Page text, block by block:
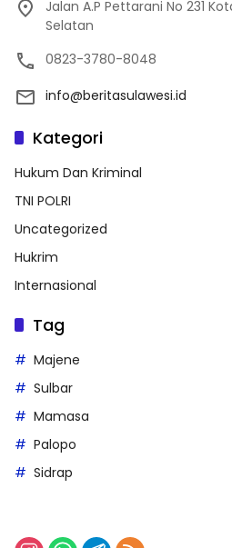
Jalan A.P Pettarani No 231
Selatan
0823-3780-8048
info@beritasulawesi.id
Kategori
Hukum Dan Kriminal
TNI POLRI
Uncategorized
Hukrim
Internasional
Tag
Majene
Sulbar
Mamasa
Palopo
Sidrap